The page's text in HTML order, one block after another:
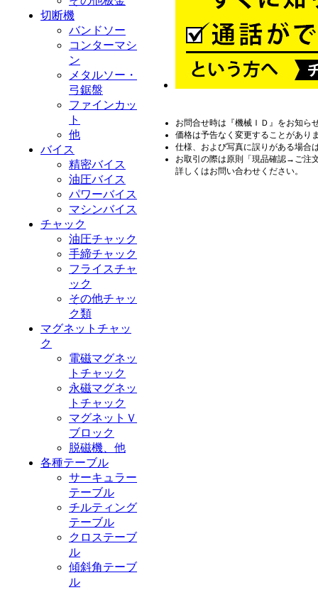
切断機
バンドソー
コンターマシ
ン
メタルソー・
弓鋸盤
ファインカッ
ト
他
バイス
精密バイス
油圧バイス
パワーバイス
マシンバイス
チャック
油圧チャック
手締チャック
フライスチャ
ック
その他チャッ
ク類
マグネットチャッ
ク
電磁マグネッ
トチャック
永磁マグネッ
トチャック
マグネットＶ
ブロック
脱磁機、他
各種テーブル
サーキュラー
テーブル
チルティング
テーブル
クロステーブ
ル
傾斜角テーブ
ル
お問合せ時は『機械ＩＤ』をお知ら
価格は予告なく変更することがあり
仕様、および写真に誤りがある場合
お取引の際は原則「現品確認→ご
詳しくはお問い合わせください。